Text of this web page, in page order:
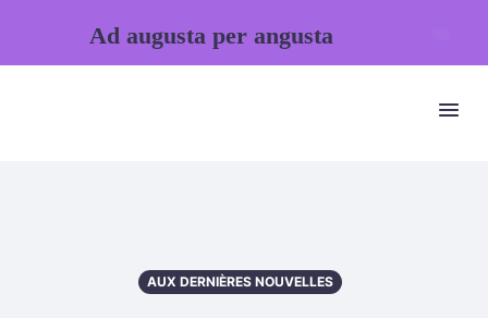
AUX DERNIÈRES NOUVELLES
Ad augusta per angusta